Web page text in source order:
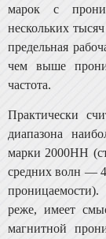
марок с
нескольких
предельная
чем выше
частота.
Практически
диапазона
марки 2000НН
средних волн —
реже, имеет
магнитной